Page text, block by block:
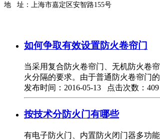
地 址：上海市嘉定区安智路155号
如何争取有效设置防火卷帘门
当采用复合防火卷帘门、无机防火卷
火分隔的要求。由于普通防火卷帘门
发布时间：2016-05-13 点击次数：409
按技术分防火门有哪些
有电子防火门、内置防火闭门器多功